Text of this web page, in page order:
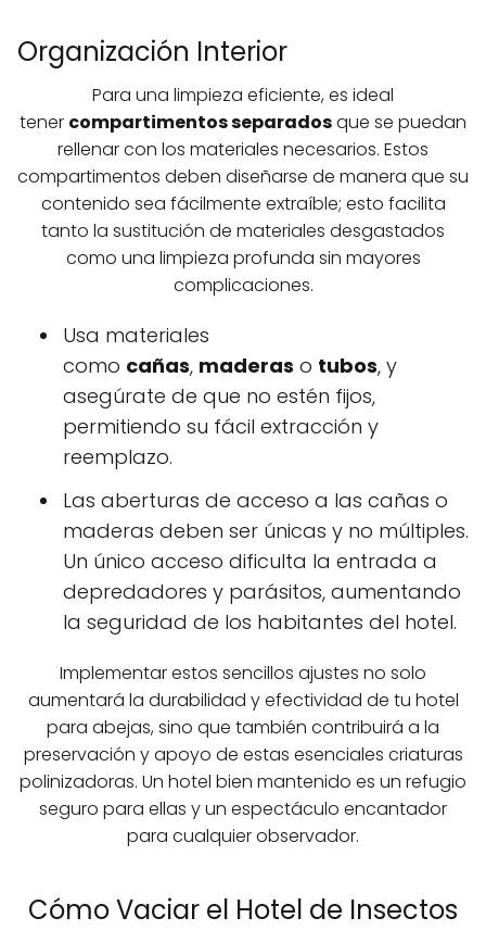
Organización Interior
Para una limpieza eficiente, es ideal
tener compartimentos separadosque se puedan
rellenar con los materiales necesarios. Estos
compartimentos deben diseñarse de manera que su
contenido sea fácilmente extraíble; esto facilita
tanto la sustitución de materiales desgastados
como una limpieza profunda sin mayores
complicaciones.
Usa materiales
como cañas, maderas o tubos, y
asegúrate de que no estén fijos,
permitiendo su fácil extracción y
reemplazo.
Las aberturas de acceso a las cañas o
maderas deben ser únicas y no múltiples.
Un único acceso dificulta la entrada a
depredadores y parásitos, aumentando
la seguridad de los habitantes del hotel.
Implementar estos sencillos ajustes no solo
aumentará la durabilidad y efectividad de tu hotel
para abejas, sino que también contribuirá a la
preservación y apoyo de estas esenciales criaturas
polinizadoras. Un hotel bien mantenido es un refugio
seguro para ellas y un espectáculo encantador
para cualquier observador.
Cómo Vaciar el Hotel de Insectos